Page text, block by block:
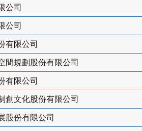
公司
公司
有限公司
間規劃股份有限公司
有限公司
創文化股份有限公司
股份有限公司